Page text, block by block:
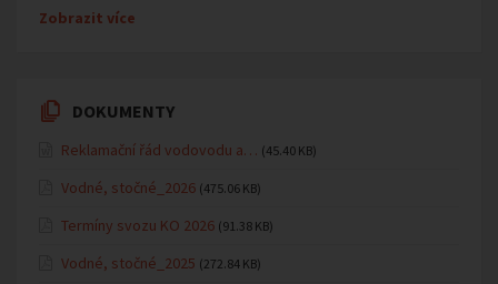
Zobrazit více
DOKUMENTY
Reklamační řád vodovodu a… (45.40 KB)
Vodné, stočné_2026 (475.06 KB)
Termíny svozu KO 2026 (91.38 KB)
Vodné, stočné_2025 (272.84 KB)